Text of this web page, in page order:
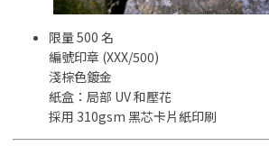
限量 500 名
編號印章 (XXX/500)
淺棕色鍍金
紙盒：局部 UV 和壓花
採用 310gsm 黑芯卡片紙印刷